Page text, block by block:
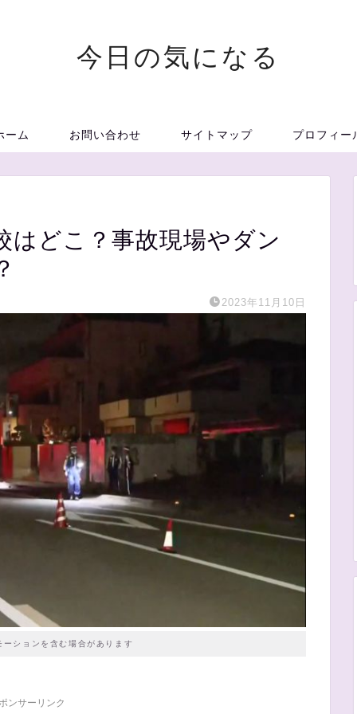
今日の気になる
ーム お問い合わせ サイトマップ プロフィー
はどこ？事故現場やダン
2023年11月10日
ーションを含む場合があります
ンサーリンク